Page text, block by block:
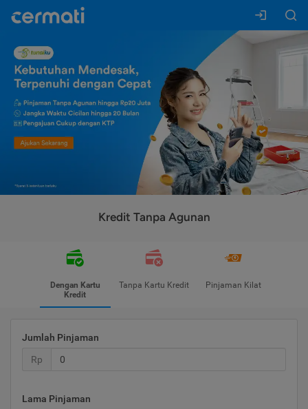
Kredit Tanpa Agunan
Dengan Kartu
Kredit
Tanpa Kartu Kredit Pinjaman Kilat
Jumlah Pinjaman
Rp
Lama Pinjaman